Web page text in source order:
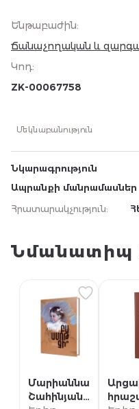
Ենթաբաժին:
Ճանաչողական և
Կոդ:
ZK-00067758
Մեկնաբանություն
Նկարագրություն
Ապրանքի մանրամասներ
Հրատարակչություն:
Նմանատիպ
Մարիաննա
Շահինյան /